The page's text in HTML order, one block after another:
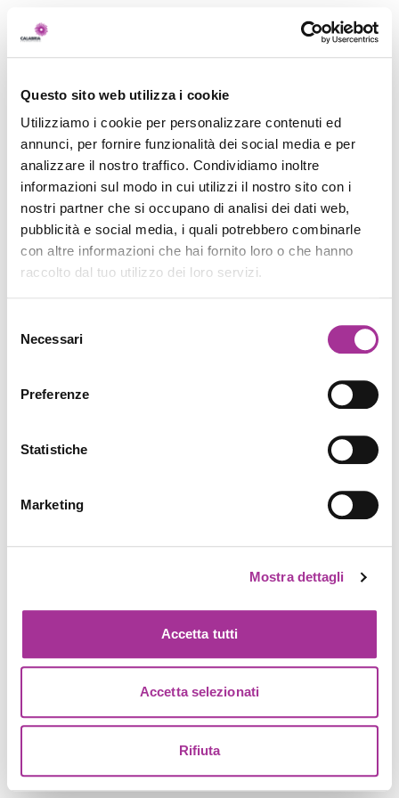
Questo sito web utilizza i cookie
Utilizziamo i cookie per personalizzare contenuti ed
annunci, per fornire funzionalità dei social media e per
analizzare il nostro traffico. Condividiamo inoltre
informazioni sul modo in cui utilizzi il nostro sito con i
nostri partner che si occupano di analisi dei dati web,
pubblicità e social media, i quali potrebbero combinarle
con altre informazioni che hai fornito loro o che hanno
raccolto dal tuo utilizzo dei loro servizi.
delNecessari
Preferenze
Statistiche
Marketing
Mostra dettagli
Accetta tutti
Accetta selezionati
Rifiuta